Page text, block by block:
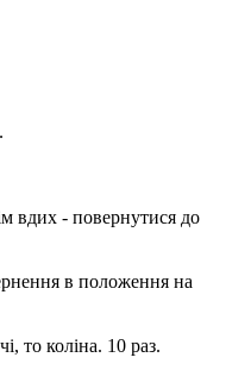
вдих - повернутися до
в положення на
то коліна. 10 раз.